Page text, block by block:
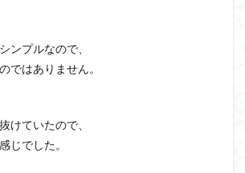
ンプルなので、
ではありません。
けていたので、
じでした。